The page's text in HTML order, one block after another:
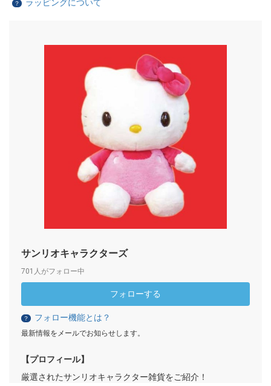
？ ラッピングについて
サンリオキャラクターズ
701人がフォロー中
フォローする
？ フォロー機能とは？
最新情報をメールでお知らせします。
【プロフィール】
厳選されたサンリオキャラクター雑貨をご紹介！